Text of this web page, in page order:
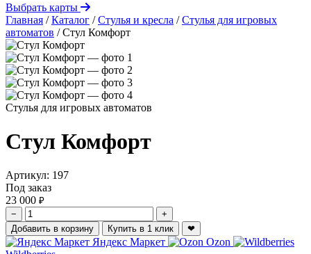
Выбрать карты
Главная / Каталог / Стулья и кресла / Стулья для игровых
автоматов / Стул Комфорт
Стулья для игровых автоматов
Стул Комфорт
Артикул: 197
Под заказ
23 000 ₽
−
+
Добавить в корзину
Купить в 1 клик ❤
Яндекс Маркет
Ozon